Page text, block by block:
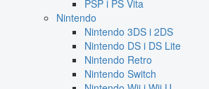
PSP i PS Vita
Nintendo
Nintendo 3DS i 2DS
Nintendo DS i DS Lite
Nintendo Retro
Nintendo Switch